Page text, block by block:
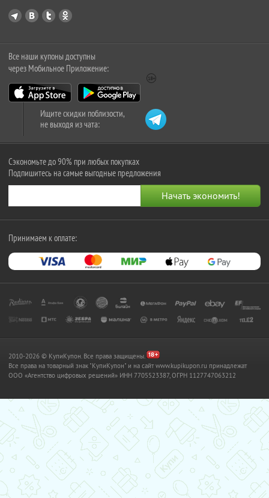
Все наши купоны доступны
через Мобильное Приложение:
Ищите скидки поблизости,
не выходя из чата:
Сэкономьте до 90% при любых покупках
Подпишитесь на самые выгодные предложения
Принимаем к оплате:
2010-2026 © КупиКупон. Все права защищены.
Все права на товарный знак "КупиКупон" и на сайт www.kupikupon.ru принадлежат
OOO «Агентство цифровых решений» ИНН 7705523387, ОГРН 1127747063212